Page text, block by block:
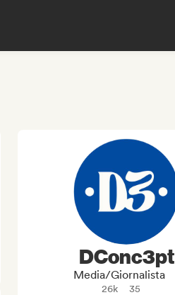
DConc3pt
Media/Giornalista
26k 35